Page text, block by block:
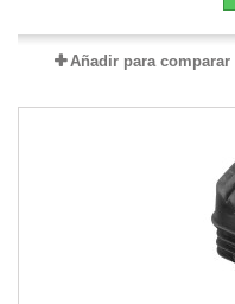
Añadir para comparar